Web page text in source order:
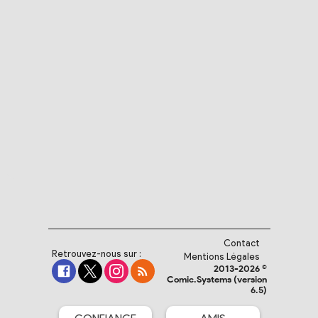
Retrouvez-nous sur :
Contact
Mentions Légales
2013-2026 ©
Comic.Systems (version
6.5)